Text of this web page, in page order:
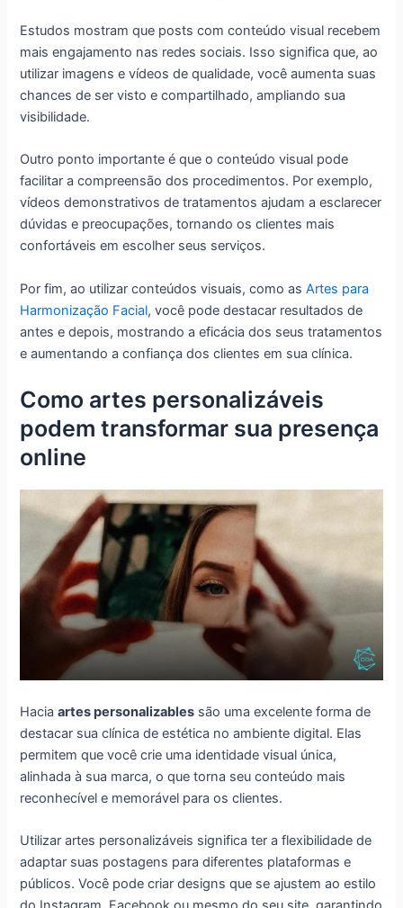
Estudos mostram que posts com conteúdo visual recebem
mais engajamento nas redes sociais. Isso significa que, ao
utilizar imagens e vídeos de qualidade, você aumenta suas
chances de ser visto e compartilhado, ampliando sua
visibilidade.
Outro ponto importante é que o conteúdo visual pode
facilitar a compreensão dos procedimentos. Por exemplo,
vídeos demonstrativos de tratamentos ajudam a esclarecer
dúvidas e preocupações, tornando os clientes mais
confortáveis em escolher seus serviços.
Por fim, ao utilizar conteúdos visuais, como asArtes para
Harmonização Facial, você pode destacar resultados de
antes e depois, mostrando a eficácia dos seus tratamentos
e aumentando a confiança dos clientes em sua clínica.
Como artes personalizáveis
podem transformar sua presença
online
Haciaartes personalizables são uma excelente forma de
destacar sua clínica de estética no ambiente digital. Elas
permitem que você crie uma identidade visual única,
alinhada à sua marca, o que torna seu conteúdo mais
reconhecível e memorável para os clientes.
Utilizar artes personalizáveis significa ter a flexibilidade de
adaptar suas postagens para diferentes plataformas e
públicos. Você pode criar designs que se ajustem ao estilo